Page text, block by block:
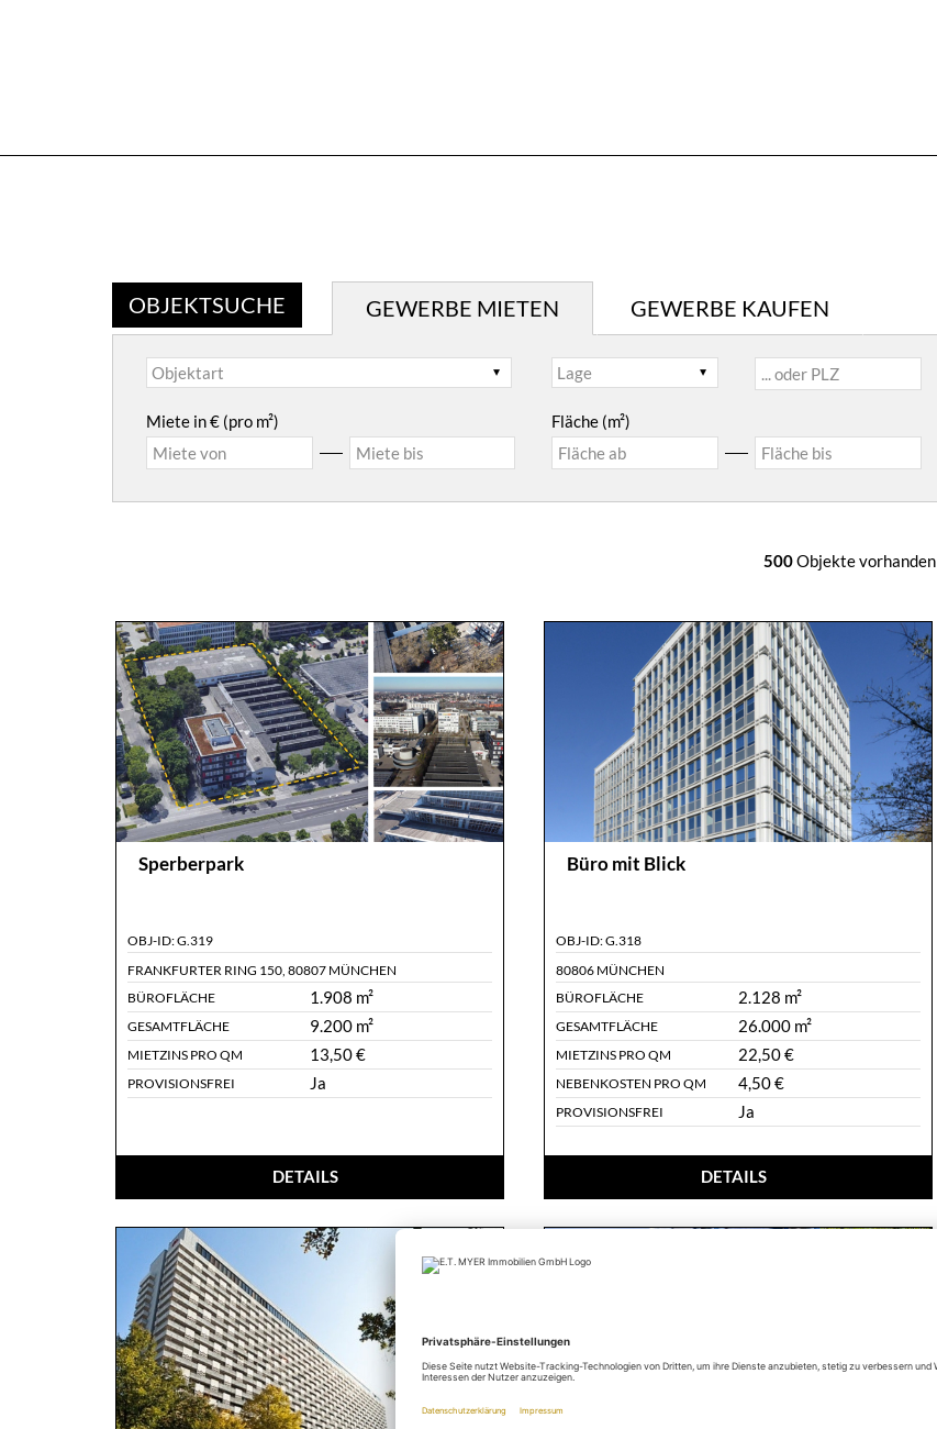
OBJEKTSUCHE GEWERBE MIETEN GEWERBE KAUFEN
Miete in € (pro m²) Fläche (m²)
500Objekte vorhanden
Sperberpark
OBJ-ID:G.319
FRANKFURTER RING 150, 80807 MÜNCHEN
BÜROFLÄCHE
1.908 m²
GESAMTFLÄCHE 9.200 m²
MIETZINS PRO QM 13,50 €
PROVISIONSFREI Ja
DETAILS
Büro mit Blick
OBJ-ID:G.318
80806 MÜNCHEN
BÜROFLÄCHE
2.128 m²
GESAMTFLÄCHE 26.000 m²
MIETZINS PRO QM 22,50 €
NEBENKOSTEN PRO QM 4,50 €
PROVISIONSFREI Ja
DETAILS